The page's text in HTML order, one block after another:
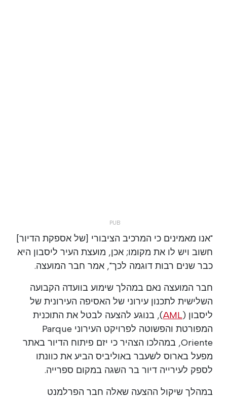
"אנו מאמינים כי המרכיב הציבורי [של אספקת הדיור]
חשוב ויש לו את מקומו; אכן, מועצת העיר ליסבון היא
כבר שנים רבות דוגמה לכך", אמר חבר המועצה.
חבר המועצה נאם במהלך שימוע בוועדה הקבועה
השלישית לתכנון עירוני של האסיפה העירונית של
ליסבון (AML), בנוגע להצעה לבטל את התוכנית
המפורטת והפשוטה לפרויקט העירוני Parque
Oriente, במהלכו הצהיר כי יזם פיתוח הדיור באתר
מפעל בארוס לשעבר באוליביס הביע את כוונתו
לספק לעירייה דיור בר השגה במקום ספרייה.
במהלך שיקול ההצעה שאלה חבר הפרלמנט